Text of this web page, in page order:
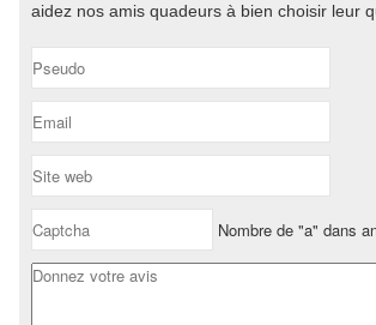
aidez nos amis quadeurs à bien choisir leur
Nombre de "a" dans